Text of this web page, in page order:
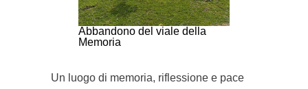
Abbandono del viale della
Memoria
Un luogo di memoria, riflessione e pace